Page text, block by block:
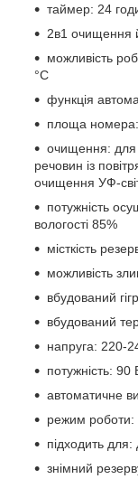
таймер: 24
2в1 очищення
можливість
°C
функція
площа
очищення: для
речовин із
очищення УФ-
потужність
вологості 85%
місткість
можливість
вбудований
вбудований
напруга: 220-
потужність: 90
автоматичне
режим роботи:
підходить
знімний